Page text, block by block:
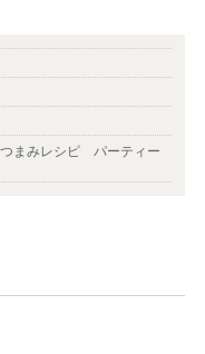
まみレシピ パーティー